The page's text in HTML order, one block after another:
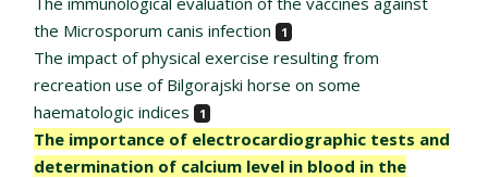
the Microsporum canis infection
1
The impact of physical exercise resulting from
recreation use of Bilgorajski horse on some
haematologic indices
1
The importance of electrocardiographic tests and
determination of calcium level in blood in the